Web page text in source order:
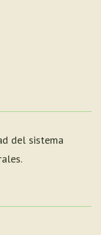
del sistema